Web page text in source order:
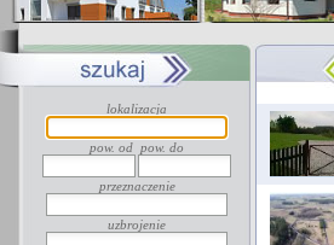
lokalizacja
pow. od pow. do
przeznaczenie
uzbrojenie